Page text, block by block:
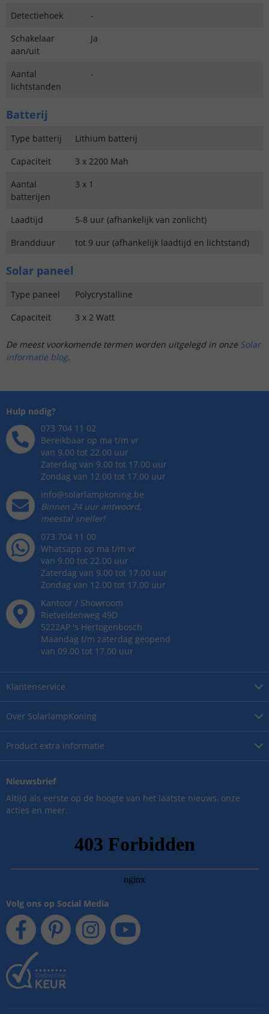
Detectiehoek
-
Schakelaar
aan/uit
Ja
Aantal
lichtstanden
-
Batterij
Type batterij
Lithium batterij
Capaciteit
3 x 2200 Mah
Aantal
batterijen
3 x 1
Laadtijd
5-8 uur (afhankelijk van zonlicht)
Brandduur
tot 9 uur (afhankelijk laadtijd en lichtstand)
Solar paneel
Type paneel
Polycrystalline
Capaciteit
3 x 2 Watt
De meest voorkomende termen worden uitgelegd in onze Solar
informatie blog.
Over SolarlampKoning
Product extra informatie
Klantenservice
Hulp nodig?
073 704 11 02
Bereikbaar op ma t/m vr
van 9.00 tot 22.00 uur
Zaterdag van 9.00 tot 17.00 uur
Zondag van 12.00 tot 17.00 uur
info@solarlampkoning.be
Binnen 24 uur antwoord,
meestal sneller!
073 704 11 00
Whatsapp op ma t/m vr
van 9.00 tot 22.00 uur
Zaterdag van 9.00 tot 17.00 uur
Zondag van 12.00 tot 17.00 uur
Kantoor / Showroom
Rietveldenweg 49D
5222AP 's Hertogenbosch
Maandag t/m zaterdag geopend
van 09.00 tot 17.00 uur
Nieuwsbrief
Altijd als eerste op de hoogte van het laatste nieuws, onze
acties en meer.
Volg ons op Social Media